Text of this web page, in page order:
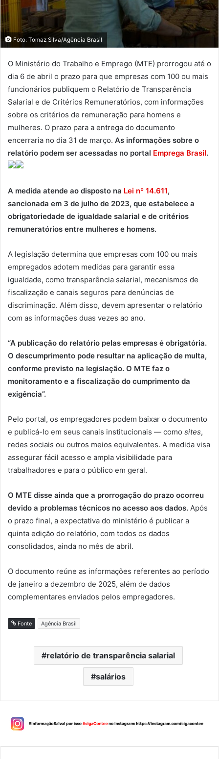
Foto: Tomaz Silva/Agência Brasil
O Ministério do Trabalho e Emprego (MTE) prorrogou até o
dia 6 de abril o prazo para que empresas com 100 ou mais
funcionários publiquem o Relatório de Transparência
Salarial e de Critérios Remuneratórios, com informações
sobre os critérios de remuneração para homens e
mulheres. O prazo para a entrega do documento
encerraria no dia 31 de março. As informações sobre o
relatório podem ser acessadas no portal Emprega Brasil.
A medida atende ao disposto na Lei nº 14.611,
sancionada em 3 de julho de 2023, que estabelece a
obrigatoriedade de igualdade salarial e de critérios
remuneratórios entre mulheres e homens.
A legislação determina que empresas com 100 ou mais
empregados adotem medidas para garantir essa
igualdade, como transparência salarial, mecanismos de
fiscalização e canais seguros para denúncias de
discriminação. Além disso, devem apresentar o relatório
com as informações duas vezes ao ano.
“A publicação do relatório pelas empresas é obrigatória.
O descumprimento pode resultar na aplicação de multa,
conforme previsto na legislação. O MTE faz o
monitoramento e a fiscalização do cumprimento da
exigência”.
Pelo portal, os empregadores podem baixar o documento
e publicá-lo em seus canais institucionais — como sites,
redes sociais ou outros meios equivalentes. A medida visa
assegurar fácil acesso e ampla visibilidade para
trabalhadores e para o público em geral.
O MTE disse ainda que a prorrogação do prazo ocorreu
devido a problemas técnicos no acesso aos dados. Após
o prazo final, a expectativa do ministério é publicar a
quinta edição do relatório, com todos os dados
consolidados, ainda no mês de abril.
O documento reúne as informações referentes ao período
de janeiro a dezembro de 2025, além de dados
complementares enviados pelos empregadores.
Fonte Agência Brasil
relatório de transparência salarial
salários